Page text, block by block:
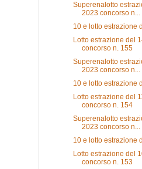
Superenalotto
2023 concorso n...
10 e lotto estrazione
Lotto estrazione del
concorso n. 155
Superenalotto
2023 concorso n...
10 e lotto estrazione
Lotto estrazione del
concorso n. 154
Superenalotto
2023 concorso n...
10 e lotto estrazione
Lotto estrazione del
concorso n. 153